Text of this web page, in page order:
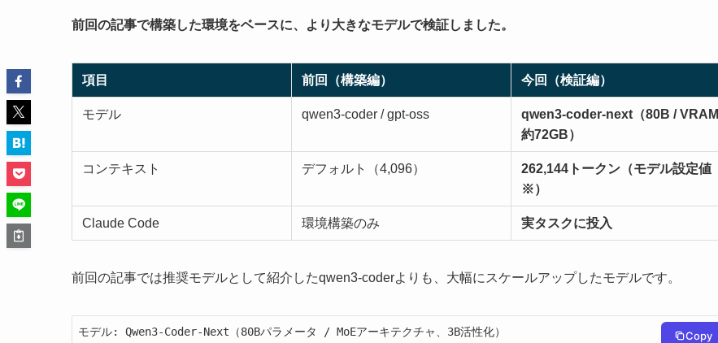
前回の記事で構築した環境をベースに、より大きなモデルで検証しました。
項目 前回（構築編） 今回（検証編）
モデル qwen3-coder / gpt-oss
qwen3-coder-next（80B / VRAM
約72GB）
コンテキスト デフォルト（4,096）
262,144トークン（モデル設定値
※）
Claude Code 環境構築のみ 実タスクに投入
前回の記事では推奨モデルとして紹介したqwen3-coderよりも、大幅にスケールアップしたモデルです。
モデル: Qwen3-Coder-Next（80Bパラメータ / MoEアーキテクチャ、3B活性化）
Copy